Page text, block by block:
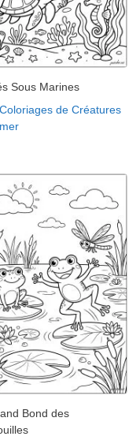
Sous Marines
Coloriages de Créatures
Bond des